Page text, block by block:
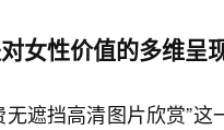
女性价值的多维呈现
遮挡高清图片欣赏”这